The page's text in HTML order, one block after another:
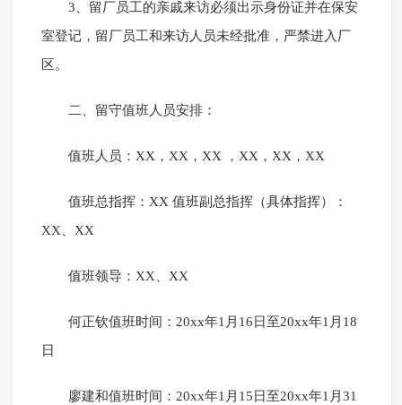
3、留厂员工的亲戚来访必须出示身份证并在保安
室登记，留厂员工和来访人员未经批准，严禁进入厂
区。
二、留守值班人员安排：
值班人员：XX，XX，XX ，XX，XX，XX
值班总指挥：XX 值班副总指挥（具体指挥）：
XX、XX
值班领导：XX、XX
何正钦值班时间：20xx年1月16日至20xx年1月18
日
廖建和值班时间：20xx年1月15日至20xx年1月31